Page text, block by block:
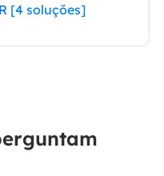
[4 soluções]